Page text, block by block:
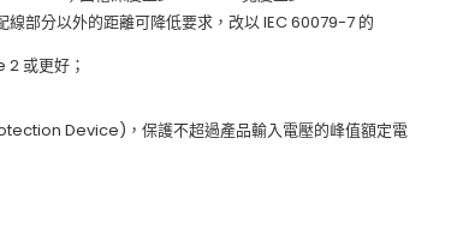
部分以外的距離可降低要求，改以 IEC 60079-7 的
或更好；
Device)，保護不超過產品輸入電壓的峰值額定電